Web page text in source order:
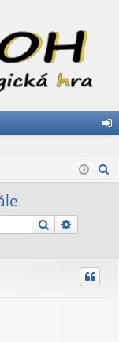
in
Search